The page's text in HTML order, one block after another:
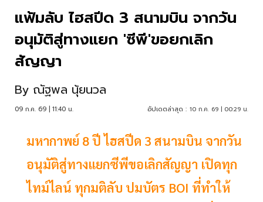
แฟ้มลับ ไฮสปีด 3 สนามบิน จากวัน
อนุมัติสู่ทางแยก 'ซีพี'ขอยกเลิก
สัญญา
By ณัฐพล นุ้ยนวล
09 ก.ค. 69 | 11:40 น. อัปเดตล่าสุด : 10 ก.ค. 69 | 00:29 น.
มหากาพย์ 8 ปี ไฮสปีด 3 สนามบิน จากวัน
อนุมัติสู่ทางแยกซีพีขอเลิกสัญญา เปิดทุก
ไทม์ไลน์ ทุกมติลับ ปมบัตร BOI ที่ทำให้